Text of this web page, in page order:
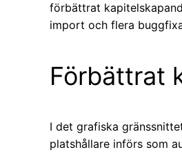
förbättrat
import och flera
Förbättrat
I det grafiska
platshållare införs som